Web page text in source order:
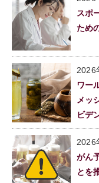
スポ
ため
2026
ワー
メッ
ビデ
2026
がん
とを